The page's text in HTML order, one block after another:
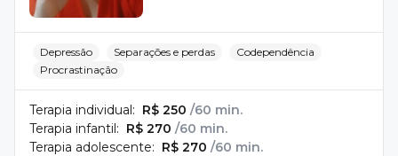
Depressão Separações e perdas
Codependência
Procrastinação
Terapia individual: R$ 250 /60 min.
Terapia infantil: R$ 270 /60 min.
Terapia adolescente: R$ 270 /60 min.